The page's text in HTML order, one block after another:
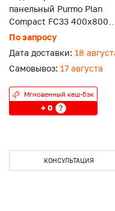
панельный Purmo Plan
Compact FC33 400x800
боковое подключение.
По запросу
Дата доставки: 18
Самовывоз: 17 августа
Мгновенный кеш-бэк
+ 0 ?
КОНСУЛЬТАЦИЯ